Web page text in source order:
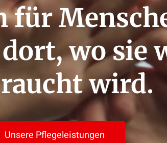
für
wo sie
wird.
Unsere Pflegeleistungen